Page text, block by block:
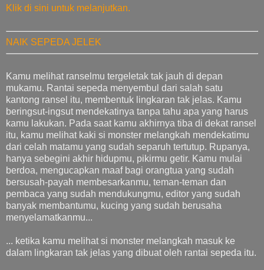
Klik di sini untuk melanjutkan.
NAIK SEPEDA JELEK
Kamu melihat ranselmu tergeletak tak jauh di depan
mukamu. Rantai sepeda menyembul dari salah satu
kantong ransel itu, membentuk lingkaran tak jelas. Kamu
beringsut-ingsut mendekatinya tanpa tahu apa yang harus
kamu lakukan. Pada saat kamu akhirnya tiba di dekat ransel
itu, kamu melihat kaki si monster melangkah mendekatimu
dari celah matamu yang sudah separuh tertutup. Rupanya,
hanya sebegini akhir hidupmu, pikirmu getir. Kamu mulai
berdoa, mengucapkan maaf bagi orangtua yang sudah
bersusah-payah membesarkanmu, teman-teman dan
pembaca yang sudah mendukungmu, editor yang sudah
banyak membantumu, kucing yang sudah berusaha
menyelamatkanmu...
... ketika kamu melihat si monster melangkah masuk ke
dalam lingkaran tak jelas yang dibuat oleh rantai sepeda itu.